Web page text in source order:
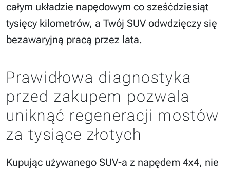
całym układzie napędowym co sześćdziesiąt
tysięcy kilometrów, a Twój SUV odwdzięczy się
bezawaryjną pracą przez lata.
Prawidłowa diagnostyka
przed zakupem pozwala
uniknąć regeneracji mostów
za tysiące złotych
Kupując używanego SUV-a z napędem 4x4, nie